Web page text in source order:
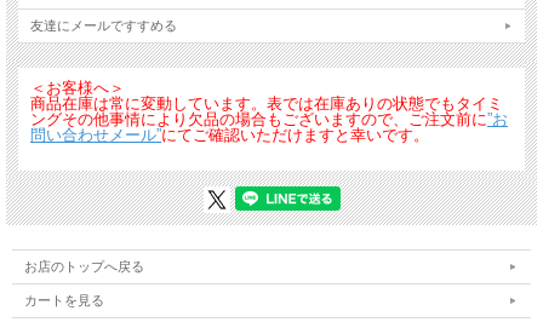
友達にメールですすめる
＜お客様へ＞
商品在庫は常に変動しています。表では在庫ありの状態でもタイミ
ングその他事情により欠品の場合もございますので、ご注文前に”お
問い合わせメール”にてご確認いただけますと幸いです。
お店のトップへ戻る
カートを見る